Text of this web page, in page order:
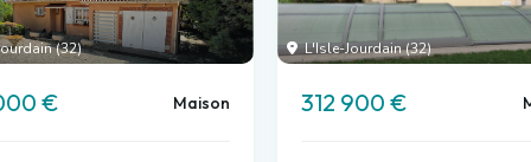
(32)
€ Maison
L'Isle-Jourdain (32)
312 900 €